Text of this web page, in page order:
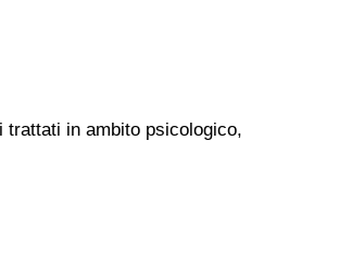
trattati in ambito psicologico,